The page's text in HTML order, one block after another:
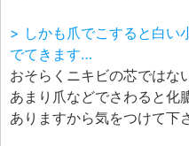
> しかも爪でこすると白い
でてきます…
おそらくニキビの芯ではな
あまり爪などでさわると化
ありますから気をつけて下